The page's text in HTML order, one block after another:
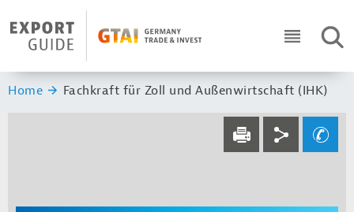
Header Logo
ICON
Sie sind hier:
Home Fachkraft für Zoll und Außenwirtschaft (IHK)
Service navi
DRUCKEN
Social navi
Ihre Frage an